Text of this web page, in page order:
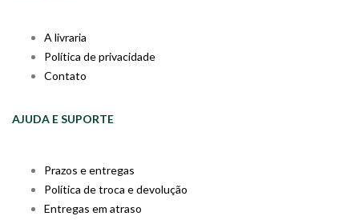
A livraria
Política de privacidade
Contato
AJUDA E SUPORTE
Prazos e entregas
Política de troca e devolução
Entregas em atraso